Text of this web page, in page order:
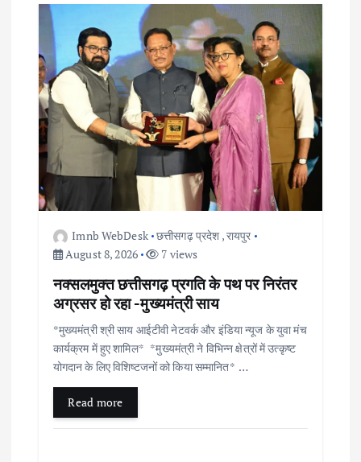
Imnb WebDesk छत्तीसगढ़ प्रदेश ,रायपुर
August 8, 2026
7 views
नक्सलमुक्त छत्तीसगढ़ प्रगति के पथ पर निरंतर
अग्रसर हो रहा -मुख्यमंत्री साय
*मुख्यमंत्री श्री साय आईटीवी नेटवर्क और इंडिया न्यूज के युवा मंच
कार्यक्रम में हुए शामिल* *मुख्यमंत्री ने विभिन्न क्षेत्रों में उत्कृष्ट
योगदान के लिए विशिष्टजनों को किया सम्मानित* …
Read more